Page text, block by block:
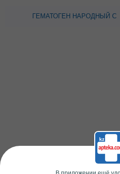
ГЕМАТОГЕН НАРОДНЫЙ С